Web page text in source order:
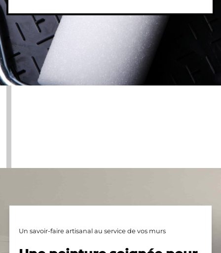
Un savoir-faire artisanal au service de vos murs